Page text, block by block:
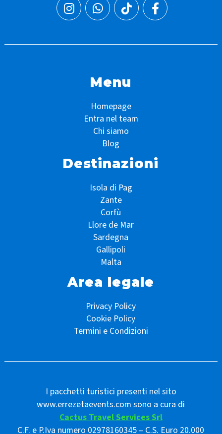
Menu
Homepage
Entra nel team
Chi siamo
Blog
Destinazioni
Isola di Pag
Zante
Corfù
Llore de Mar
Sardegna
Gallipoli
Malta
Area legale
Privacy Policy
Cookie Policy
Termini e Condizioni
I pacchetti turistici presenti nel sito
www.errezetaevents.com sono a cura di
Cactus Travel Services Srl
C.F. e P.Iva numero 02978160345 – C.S. Euro 20.000